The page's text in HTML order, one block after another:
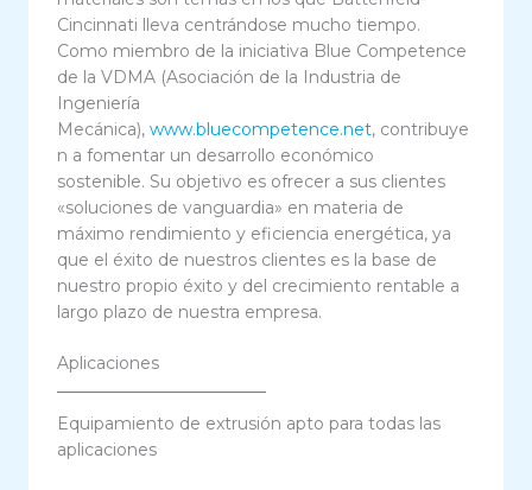
Cincinnati lleva centrándose mucho tiempo.
Como miembro de la iniciativa Blue Competence
de la VDMA (Asociación de la Industria de
Ingeniería
Mecánica), www.bluecompetence.net, contribuye
n a fomentar un desarrollo económico
sostenible. Su objetivo es ofrecer a sus clientes
«soluciones de vanguardia» en materia de
máximo rendimiento y eficiencia energética, ya
que el éxito de nuestros clientes es la base de
nuestro propio éxito y del crecimiento rentable a
largo plazo de nuestra empresa.
Aplicaciones
Equipamiento de extrusión apto para todas las
aplicaciones